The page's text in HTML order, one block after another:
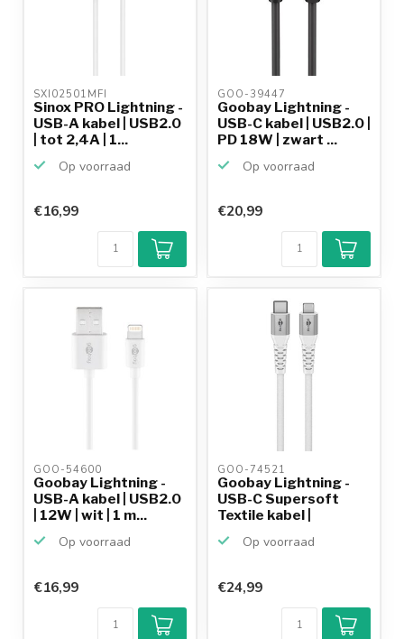
SXI02501MFI
Sinox PRO Lightning -
USB-A kabel | USB2.0
| tot 2,4A | 1...
Op voorraad
€16,99
GOO-39447
Goobay Lightning -
USB-C kabel | USB2.0 |
PD 18W | zwart ...
Op voorraad
Klantenbeoordeling
9,2/10
Achteraf
betalen mogelijk
productkennis
€20,99
GOO-54600
Goobay Lightning -
USB-A kabel | USB2.0
| 12W | wit | 1 m...
Op voorraad
€16,99
GOO-74521
Goobay Lightning -
USB-C Supersoft
Textile kabel |
Op voorraad
€24,99